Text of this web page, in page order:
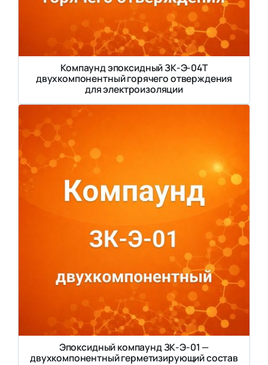
Компаунд эпоксидный ЗК-Э-04Т
двухкомпонентный горячего отверждения
для электроизоляции
Эпоксидный компаунд ЗК-Э-01 —
двухкомпонентный герметизирующий состав